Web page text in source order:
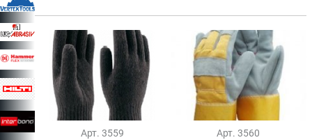
Арт. 3559 Арт. 3560